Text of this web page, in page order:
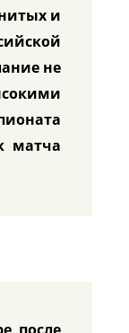
и
не
матча